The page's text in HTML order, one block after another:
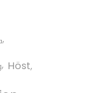
Höst